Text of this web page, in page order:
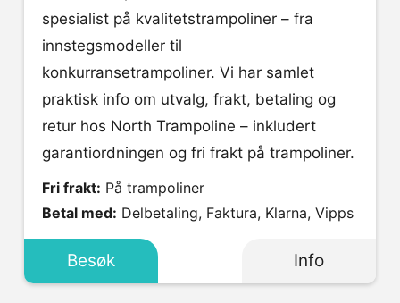
spesialist på kvalitetstrampoliner – fra
innstegsmodeller til
konkurransetrampoliner. Vi har samlet
praktisk info om utvalg, frakt, betaling og
retur hos North Trampoline – inkludert
garantiordningen og fri frakt på trampoliner.
Fri frakt: På trampoliner
Betal med: Delbetaling, Faktura, Klarna, Vipps
Besøk Info